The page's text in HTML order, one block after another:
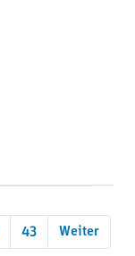
43 Weiter